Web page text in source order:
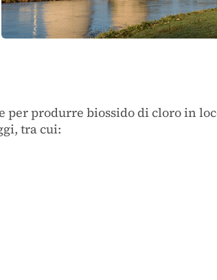
produrre biossido di cloro in
tra cui: